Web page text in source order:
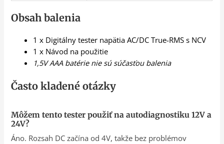
Obsah balenia
1 x Digitálny tester napätia AC/DC True-RMS s NCV
1 x Návod na použitie
1,5V AAA batérie nie sú súčasťou balenia
Často kladené otázky
Môžem tento tester použiť na autodiagnostiku 12V a
24V?
Áno. Rozsah DC začína od 4V, takže bez problémov